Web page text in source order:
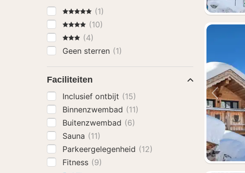
5 Sterren(1)
4 Sterren(10)
3 Sterren
(4)
Geen sterren (1)
Faciliteiten
Inclusief ontbijt (15)
Binnenzwembad (11)
Buitenzwembad (6)
Sauna (11)
Parkeergelegenheid (12)
Fitness (9)